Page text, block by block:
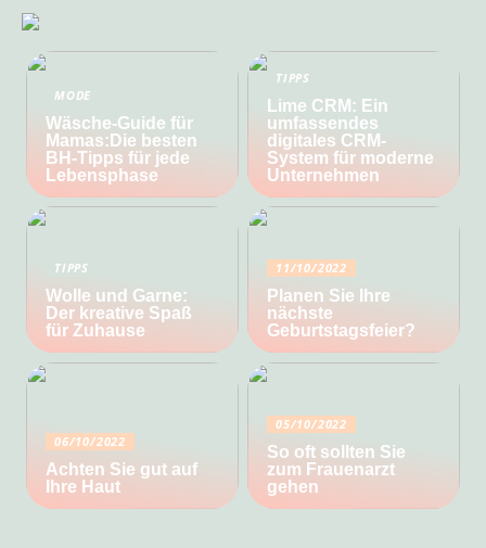
MODE
Wäsche-Guide für
Mamas:Die besten
BH-Tipps für jede
Lebensphase
TIPPS
Lime CRM: Ein
umfassendes
digitales CRM-
System für moderne
Unternehmen
TIPPS
Wolle und Garne:
Der kreative Spaß
für Zuhause
11/10/2022
Planen Sie Ihre
nächste
Geburtstagsfeier?
06/10/2022
Achten Sie gut auf
Ihre Haut
05/10/2022
So oft sollten Sie
zum Frauenarzt
gehen